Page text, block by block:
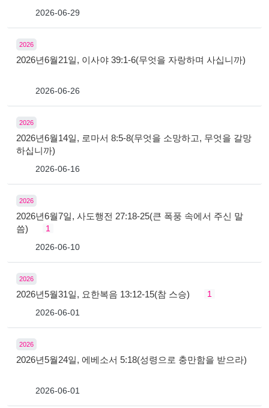
2026-06-29
2026
2026년6월21일, 이사야 39:1-6(무엇을 자랑하며 사십니까)
2026-06-26
2026
2026년6월14일, 로마서 8:5-8(무엇을 소망하고, 무엇을 갈망
하십니까)
2026-06-16
2026
2026년6월7일, 사도행전 27:18-25(큰 폭풍 속에서 주신 말
씀)
1
2026-06-10
2026
2026년5월31일, 요한복음 13:12-15(참 스승)
1
2026-06-01
2026
2026년5월24일, 에베소서 5:18(성령으로 충만함을 받으라)
2026-06-01